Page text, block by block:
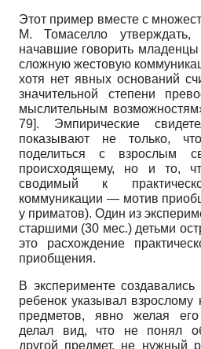
Этот пример вместе с
М. Томаселло
начавшие говорить
сложную жестовую
хотя нет явных оснований
значительной степени
мыслительным
79]. Эмпирические
показывают не только,
поделиться с взрослым
происходящему, но и то,
сводимый к
коммуникации — мотив
у приматов). Один из
старшими (30 мес.) детьми
это расхождение
приобщения.
В эксперименте
ребенок указывал взрослому
предметов, явно желая
делал вид, что не понял
другой предмет, не нужный